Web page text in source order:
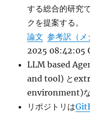
する総合的研究
クを提案する。
論文 参考訳（メ
2025 08:42:05
LLM based
and tool) と
environment)な
リポジトリは